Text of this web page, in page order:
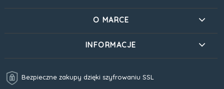
O MARCE
INFORMACJE
Bezpieczne zakupy dzięki szyfrowaniu SSL